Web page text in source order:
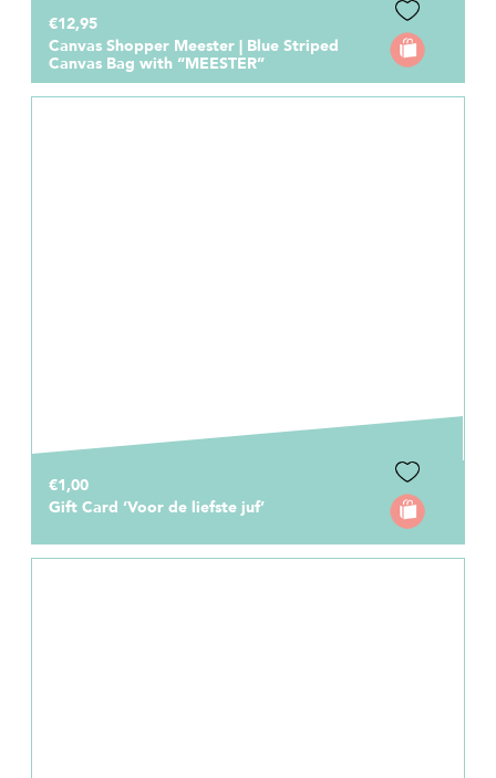
€12,95
Canvas Shopper Meester | Blue Striped
Canvas Bag with “MEESTER”
€1,00
Gift Card ‘Voor de liefste juf’